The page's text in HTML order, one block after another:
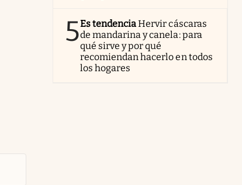
5Es tendenciaHervir cáscaras
de mandarina y canela: para
qué sirve y por qué
recomiendan hacerlo en todos
los hogares